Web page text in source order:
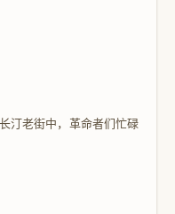
汀老街中，革命者们忙碌